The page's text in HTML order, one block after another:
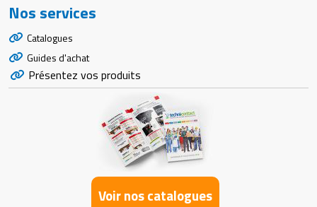
Nos services
Catalogues
Guides d'achat
Présentez vos produits
Voir nos catalogues